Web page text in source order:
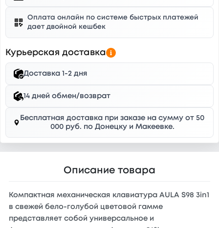
Оплата онлайн по системе быстрых платежей
дает двойной кешбек
Курьерская доставка
Доставка 1-2 дня
14 дней обмен/возврат
Бесплатная доставка при заказе на сумму от 50
000 руб. по Донецку и Макеевке.
Описание товара
Компактная механическая клавиатура AULA S98 3in1
в свежей бело-голубой цветовой гамме
представляет собой универсальное и